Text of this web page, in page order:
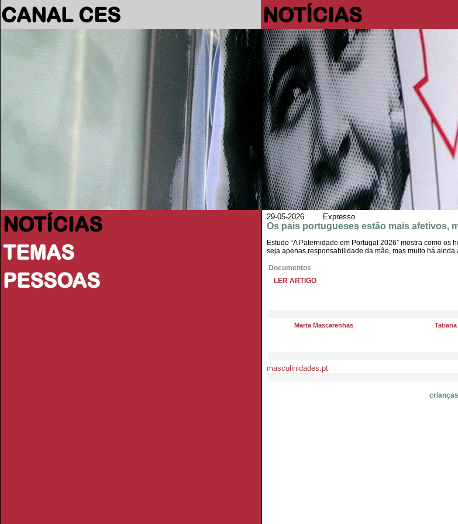
CANAL CES NOTÍCIAS
NOTÍCIAS
TEMAS
PESSOAS
29-05-2026 Expresso
Os pais portugueses estão mais afetivos,
Estudo “A Paternidade em Portugal 2026” mostra como
seja apenas responsabilidade da mãe, mas muito há
Documentos
LER ARTIGO
Marta Mascarenhas
masculinidades.pt
crianças